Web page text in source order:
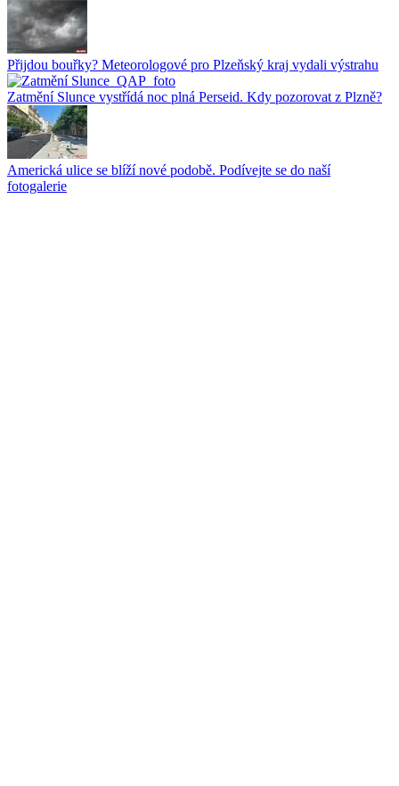
Přijdou bouřky? Meteorologové pro Plzeňský kraj vydali výstrahu
Zatmění Slunce vystřídá noc plná Perseid. Kdy pozorovat z Plzně?
Americká ulice se blíží nové podobě. Podívejte se do naší
fotogalerie